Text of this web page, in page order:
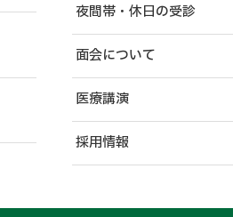
夜間帯・休日の受診
面会について
医療講演
採用情報